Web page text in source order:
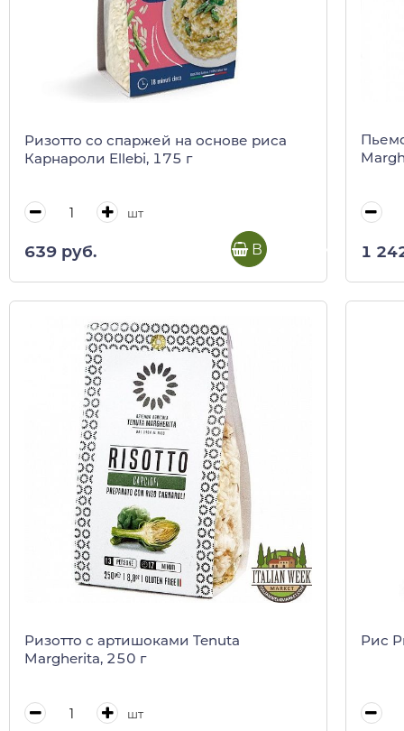
Ризотто со спаржей на основе риса
Карнароли Ellebi, 175 г
шт
639 руб. В корзину 1
Ризотто с артишоками Tenuta
Margherita, 250 г
шт
Рис